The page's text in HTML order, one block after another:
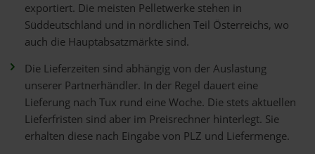
exportiert. Die meisten Pelletwerke stehen in
Süddeutschland und in nördlichen Teil Österreichs, wo
auch die Hauptabsatzmärkte sind.
Die Lieferzeiten sind abhängig von der Auslastung
unserer Partnerhändler. In der Regel dauert eine
Lieferung nach Tux rund eine Woche. Die stets aktuellen
Lieferfristen sind aber im Preisrechner hinterlegt. Sie
erhalten diese nach Eingabe von PLZ und Liefermenge.